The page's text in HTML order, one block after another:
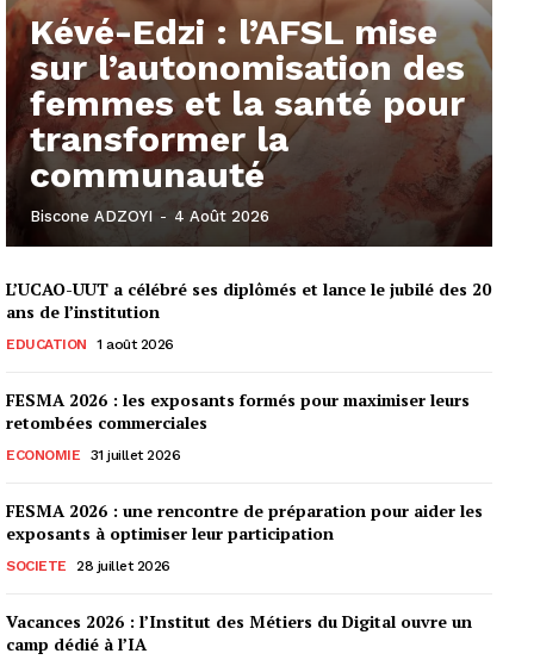
Kévé-Edzi : l’AFSL mise
sur l’autonomisation des
femmes et la santé pour
transformer la
communauté
Biscone ADZOYI - 4 Août 2026
L’UCAO-UUT a célébré ses diplômés et lance le jubilé des 20
ans de l’institution
EDUCATION 1 août 2026
FESMA 2026 : les exposants formés pour maximiser leurs
retombées commerciales
ECONOMIE 31 juillet 2026
FESMA 2026 : une rencontre de préparation pour aider les
exposants à optimiser leur participation
SOCIETE 28 juillet 2026
Vacances 2026 : l’Institut des Métiers du Digital ouvre un
camp dédié à l’IA